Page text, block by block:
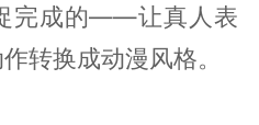
完成的——让真人表
转换成动漫风格。